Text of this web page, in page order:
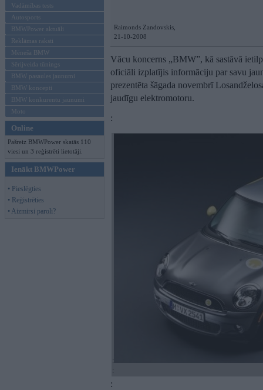
Vadāmības tests
Autosports
BMWPower aktuāli
Reklāmas raksti
Mēneša BMW
Sērijveida tūnings
BMW pasaules jaunumi
BMW koncepti
BMW konkurentu jaunumi
Moto
Online
Pašreiz BMWPower skatās 110
viesi un 3 reģistrēti lietotāji.
Ienākt BMWPower
• Pieslēgties
• Reģistrēties
• Aizmirsi paroli?
Raimonds Zandovskis,
21-10-2008
Vācu koncerns „BMW”, kā sastāvā
oficiāli izplatījis informāciju par savu
prezentēta šāgada novembrī
jaudīgu elektromotoru.
:
:
:
: